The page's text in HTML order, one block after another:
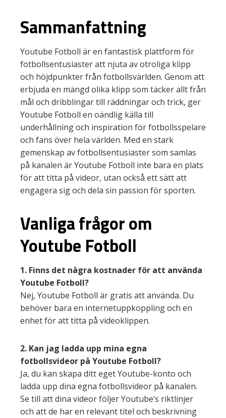
Sammanfattning
Youtube Fotboll är en fantastisk plattform för
fotbollsentusiaster att njuta av otroliga klipp
och höjdpunkter från fotbollsvärlden. Genom att
erbjuda en mängd olika klipp som täcker allt från
mål och dribblingar till räddningar och trick, ger
Youtube Fotboll en oändlig källa till
underhållning och inspiration för fotbollsspelare
och fans över hela världen. Med en stark
gemenskap av fotbollsentusiaster som samlas
på kanalen är Youtube Fotboll inte bara en plats
för att titta på videor, utan också ett sätt att
engagera sig och dela sin passion för sporten.
Vanliga frågor om
Youtube Fotboll
1. Finns det några kostnader för att använda
Youtube Fotboll?
Nej, Youtube Fotboll är gratis att använda. Du
behöver bara en internetuppkoppling och en
enhet för att titta på videoklippen.
2. Kan jag ladda upp mina egna
fotbollsvideor på Youtube Fotboll?
Ja, du kan skapa ditt eget Youtube-konto och
ladda upp dina egna fotbollsvideor på kanalen.
Se till att dina videor följer Youtube’s riktlinjer
och att de har en relevant titel och beskrivning